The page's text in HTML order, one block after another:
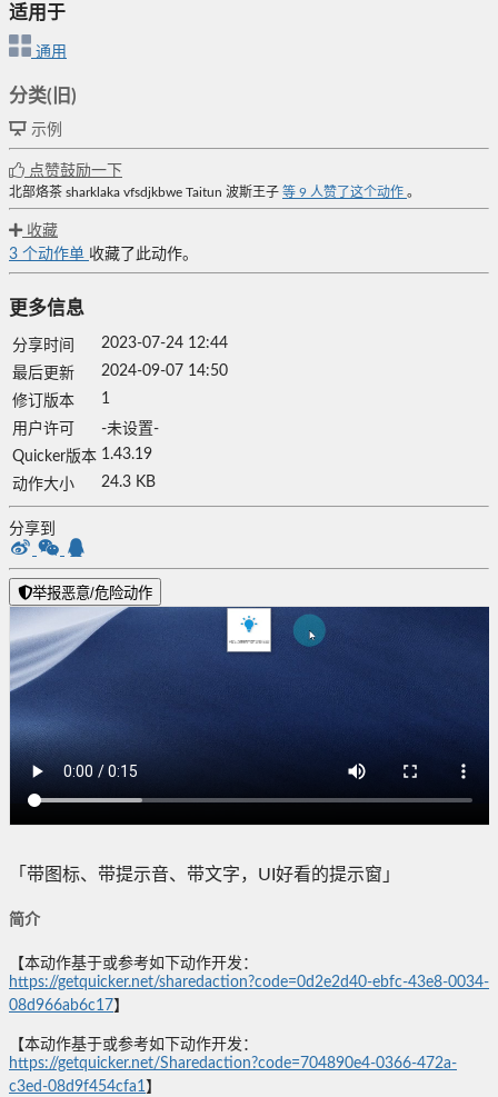
适用于
通用
分类(旧)
示例
点赞鼓励一下
北部烙茶 sharklaka vfsdjkbwe Taitun 波斯王子 等 9 人赞了这个动作 。
收藏
3 个动作单 收藏了此动作。
更多信息
分享时间
2023-07-24 12:44
最后更新
2024-09-07 14:50
修订版本
1
用户许可
-未设置-
Quicker版本 1.43.19
动作大小
24.3 KB
分享到
举报恶意/危险动作
「带图标、带提示音、带文字，UI好看的提示窗」
简介
【本动作基于或参考如下动作开发：
https://getquicker.net/sharedaction?code=0d2e2d40-ebfc-43e8-0034-
08d966ab6c17 】
【本动作基于或参考如下动作开发：
https://getquicker.net/Sharedaction?code=704890e4-0366-472a-
c3ed-08d9f454cfa1】